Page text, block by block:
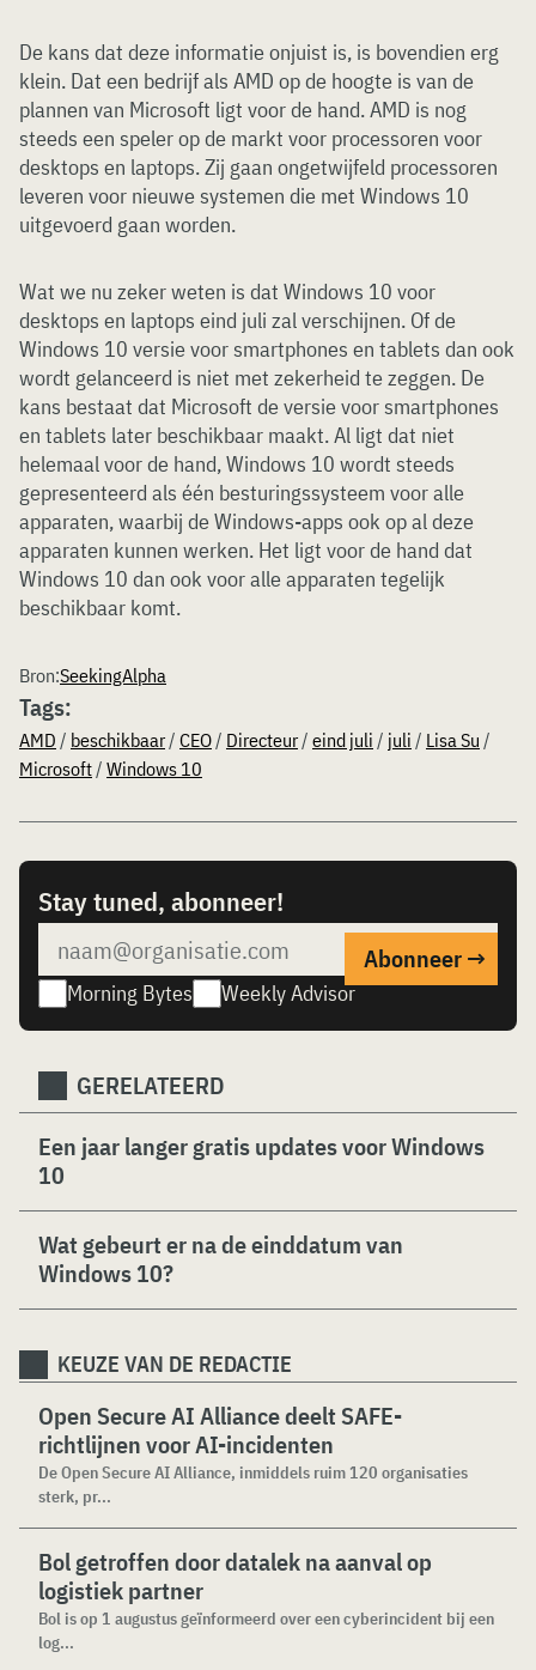
De kans dat deze informatie onjuist is, is bovendien erg
klein. Dat een bedrijf als AMD op de hoogte is van de
plannen van Microsoft ligt voor de hand. AMD is nog
steeds een speler op de markt voor processoren voor
desktops en laptops. Zij gaan ongetwijfeld processoren
leveren voor nieuwe systemen die met Windows 10
uitgevoerd gaan worden.
Wat we nu zeker weten is dat Windows 10 voor
desktops en laptops eind juli zal verschijnen. Of de
Windows 10 versie voor smartphones en tablets dan ook
wordt gelanceerd is niet met zekerheid te zeggen. De
kans bestaat dat Microsoft de versie voor smartphones
en tablets later beschikbaar maakt. Al ligt dat niet
helemaal voor de hand, Windows 10 wordt steeds
gepresenteerd als één besturingssysteem voor alle
apparaten, waarbij de Windows-apps ook op al deze
apparaten kunnen werken. Het ligt voor de hand dat
Windows 10 dan ook voor alle apparaten tegelijk
beschikbaar komt.
Bron:SeekingAlpha
Tags:
AMD / beschikbaar/ CEO/ Directeur/ eind juli / juli / Lisa Su /
Microsoft/ Windows 10
Stay tuned, abonneer!
Morning Bytes Weekly Advisor
GERELATEERD
Een jaar langer gratis updates voor Windows
10
Wat gebeurt er na de einddatum van
Windows 10?
KEUZE VAN DE REDACTIE
Open Secure AI Alliance deelt SAFE-
richtlijnen voor AI-incidenten
De Open Secure AI Alliance, inmiddels ruim 120 organisaties
sterk, pr...
Bol getroffen door datalek na aanval op
logistiek partner
Bol is op 1 augustus geïnformeerd over een cyberincident bij een
log...